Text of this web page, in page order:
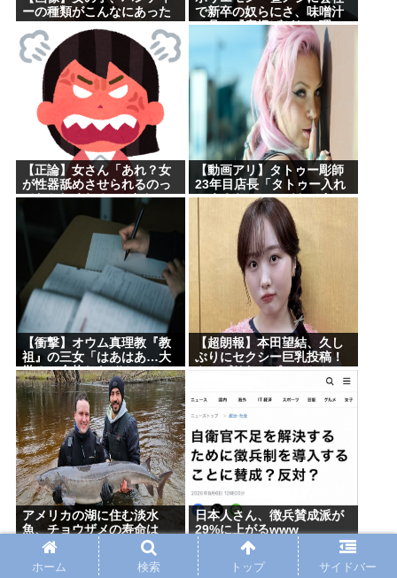
ーの種類がこんなにあった
で新卒の奴らにさ、味噌汁
の具に『唐揚げがない理
由』わかるか？って聞いた
【正論】女さん「あれ？女
が性器舐めさせられるのっ
ておかしくね？」6まんいい
【動画アリ】タトゥー彫師
23年目店長「タトゥー入れ
にくるやつ99%バカです」
←これ！
【衝撃】オウム真理教『教
祖』の三女「はあはあ…大
学３つ合格したぞ！！！」
大学「「「………」」」
⇒！
【超朗報】本田望結、久し
ぶりにセクシー巨乳投稿！
アメリカの湖に住む淡水
魚、チョウザメの寿命は
400歳を超える可能性
日本人さん、徴兵賛成派が
29%に上がるwww
ホーム 検索 トップ サイドバー